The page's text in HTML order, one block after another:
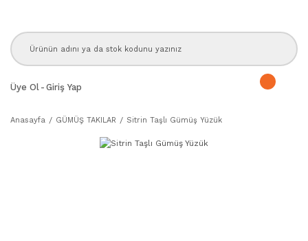
Üye Ol - Giriş Yap
Anasayfa GÜMÜŞ TAKILAR Sitrin Taşlı Gümüş Yüzük